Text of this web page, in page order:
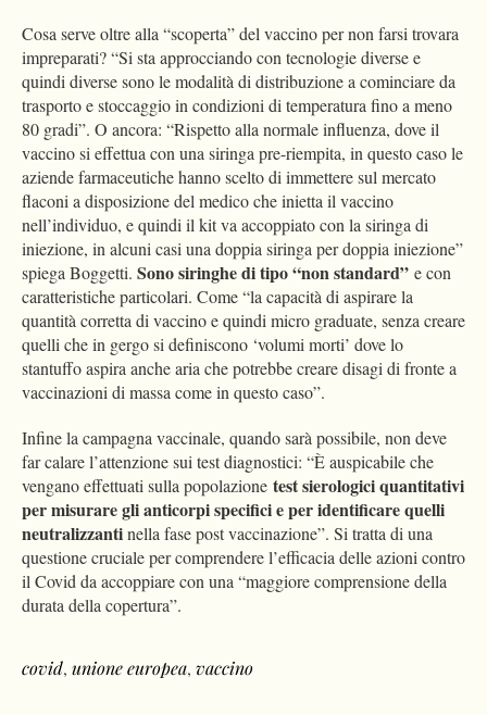
Cosa serve oltre alla “scoperta” del vaccino per non farsi trovara
impreparati? “Si sta approcciando con tecnologie diverse e
quindi diverse sono le modalità di distribuzione a cominciare da
trasporto e stoccaggio in condizioni di temperatura fino a meno
80 gradi”. O ancora: “Rispetto alla normale influenza, dove il
vaccino si effettua con una siringa pre-riempita, in questo caso le
aziende farmaceutiche hanno scelto di immettere sul mercato
flaconi a disposizione del medico che inietta il vaccino
nell’individuo, e quindi il kit va accoppiato con la siringa di
iniezione, in alcuni casi una doppia siringa per doppia iniezione”
spiega Boggetti. Sono siringhe di tipo “non standard” e con
caratteristiche particolari. Come “la capacità di aspirare la
quantità corretta di vaccino e quindi micro graduate, senza creare
quelli che in gergo si definiscono ‘volumi morti’ dove lo
stantuffo aspira anche aria che potrebbe creare disagi di fronte a
vaccinazioni di massa come in questo caso”.
Infine la campagna vaccinale, quando sarà possibile, non deve
far calare l’attenzione sui test diagnostici: “È auspicabile che
vengano effettuati sulla popolazione test sierologici quantitativi
per misurare gli anticorpi specifici e per identificare quelli
neutralizzantinella fase post vaccinazione”. Si tratta di una
questione cruciale per comprendere l’efficacia delle azioni contro
il Covid da accoppiare con una “maggiore comprensione della
durata della copertura”.
covid, unione europea, vaccino